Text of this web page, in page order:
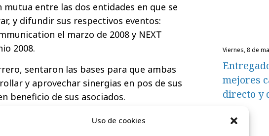
Uso de cookies
mutua entre las dos entidades en que se
y difundir sus respectivos eventos:
el marzo de 2008 y NEXT
2008.
sentaron las bases para que ambas
y aprovechar sinergias en pos de sus
beneficio de sus asociados.
viernes, 8 de
mejores
directo y